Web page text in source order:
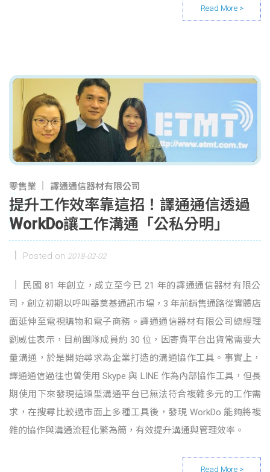
零售業 譯通通信器材有限公司
提升工作效率靠這招！譯通通信透過
WorkDo讓工作溝通「公私分明」
Posted on 2018-02-02
民國 81 年創立，成立至今已 21 年的譯通通信器材有限公
司，創立初期以呼叫器奠基通訊市場，3 年前銷售通路從實體店
面延伸至電視購物和電子商務。譯通通信器材有限公司總經理
劉威住表示，目前團隊成員約 30 位，因寄賣平台出貨常需要大
量溝通，於是開始尋求為企業打造的溝通協作工具。事實上，
譯通通信過往也曾使用 Skype 與 LINE 作為內部協作工具，但長
期使用下來發現這類型溝通平台已無法符合複雜多元的工作需
求，在搜尋比較過市面上多種工具後，發現 WorkDo 能夠將複
雜的協作與溝通流程化繁為簡，有效提升溝通與管理效率。